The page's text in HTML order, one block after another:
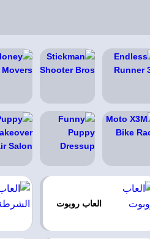
العاب روبوت